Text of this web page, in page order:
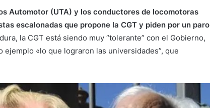
Automotor (UTA) y los conductores de locomotoras
escalonadas que propone la CGT y piden por un paro
la CGT está siendo muy “tolerante” con el Gobierno,
ejemplo «lo que lograron las universidades”, que